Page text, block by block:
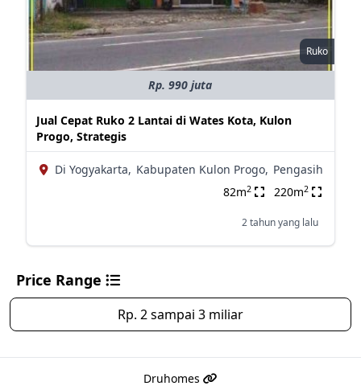
Ruko
Rp. 990 juta
Jual Cepat Ruko 2 Lantai di Wates Kota, Kulon
Progo, Strategis
Di Yogyakarta, Kabupaten Kulon Progo, Pengasih
82m2 220m2
2 tahun yang lalu
Price Range
Rp. 2 sampai 3 miliar
Druhomes